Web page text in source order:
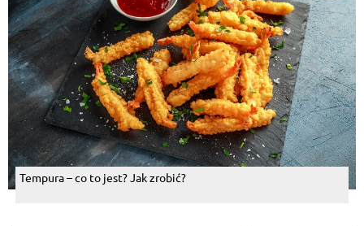
Tempura – co to jest? Jak zrobić?